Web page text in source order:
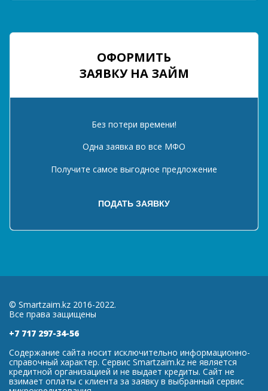
ОФОРМИТЬ
ЗАЯВКУ НА ЗАЙМ
Без потери времени!
Одна заявка во все МФО
Получите самое выгодное предложение
© Smartzaim.kz 2016-2022.
Все права защищены
+7 717 297-34-56
Содержание сайта носит исключительно информационно-
справочный характер. Сервис Smartzaim.kz не является
кредитной организацией и не выдает кредиты. Сайт не
взимает оплаты с клиента за заявку в выбранный сервис